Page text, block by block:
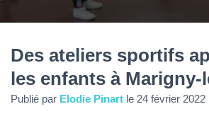
Des ateliers sportifs
les enfants à Marigny-
Publié par Elodie Pinart le 24 février 2022